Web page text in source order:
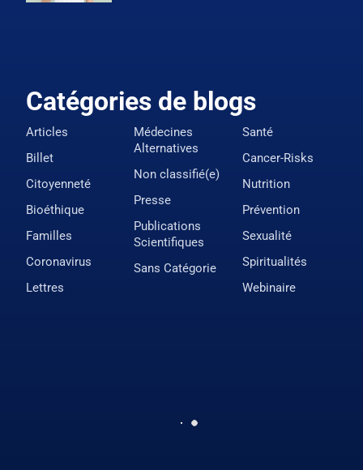
Catégories de blogs
Articles
Billet
Citoyenneté
Bioéthique
Familles
Coronavirus
Lettres
Médecines
Alternatives
Non classifié(e)
Presse
Publications
Scientifiques
Sans Catégorie
Santé
Cancer-Risks
Nutrition
Prévention
Sexualité
Spiritualités
Webinaire